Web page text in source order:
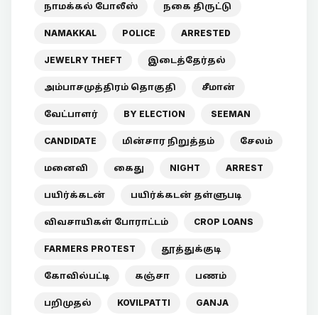
நாமக்கல் போலீஸ் நகை திருட்டு
NAMAKKAL POLICE ARRESTED
JEWELRY THEFT இடைத்தேர்தல்
அம்பாசமுத்திரம் தொகுதி சீமான்
வேட்பாளர் BY ELECTION SEEMAN
CANDIDATE மின்சார நிறுத்தம் சேலம்
மனைவி கைது NIGHT ARREST
பயிர்க்கடன் பயிர்க்கடன் தள்ளுபடி
விவசாயிகள் போராட்டம் CROP LOANS
FARMERS PROTEST தூத்துக்குடி
கோவில்பட்டி கஞ்சா பணம்
பறிமுதல் KOVILPATTI GANJA